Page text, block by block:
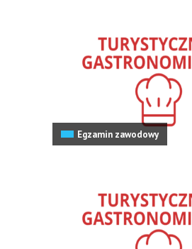
Egzamin zawodowy